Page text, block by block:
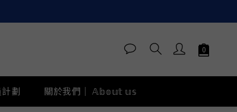
計劃 關於我們｜ 𝔸𝕓𝕠𝕦𝕥 𝕦𝕤